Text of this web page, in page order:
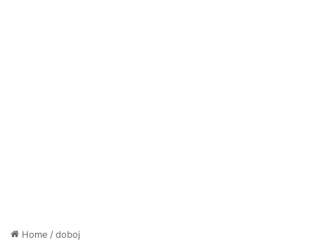
Home /doboj